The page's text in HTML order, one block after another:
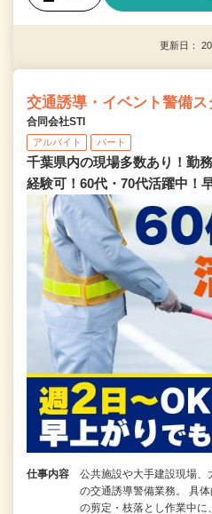
更新日：
交通誘導・イベント警備ス
合同会社STI
アルバイト パート
千葉県内の現場多数あり！勤
経験可！60代・70代活躍中！
仕事内容
公共施設や大手建設現場
の交通誘導警備業務。 具
の剪定・枝落とし作業中